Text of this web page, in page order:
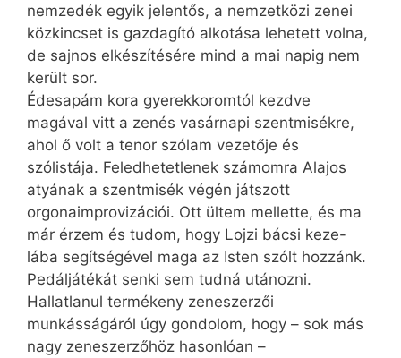
nemzedék egyik jelentős, a nemzetközi zenei
közkincset is gazdagító alkotása lehetett volna,
de sajnos elkészítésére mind a mai napig nem
került sor.
Édesapám kora gyerekkoromtól kezdve
magával vitt a zenés vasárnapi szentmisékre,
ahol ő volt a tenor szólam vezetője és
szólistája. Feledhetetlenek számomra Alajos
atyának a szentmisék végén játszott
orgonaimprovizációi. Ott ültem mellette, és ma
már érzem és tudom, hogy Lojzi bácsi keze-
lába segítségével maga az Isten szólt hozzánk.
Pedáljátékát senki sem tudná utánozni.
Hallatlanul termékeny zeneszerzői
munkásságáról úgy gondolom, hogy – sok más
nagy zeneszerzőhöz hasonlóan –